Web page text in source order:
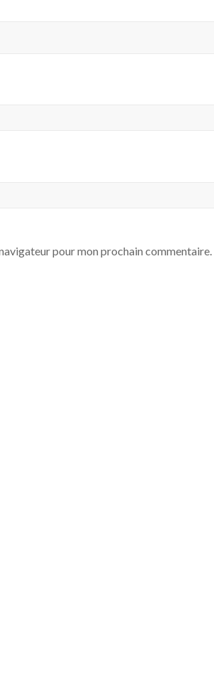
pour mon prochain commentaire.